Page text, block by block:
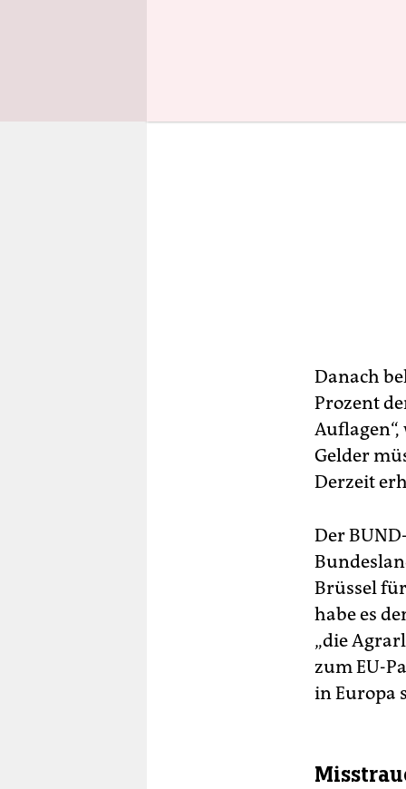
Danach
Prozent
Gelder
Derzeit
Der
Brüssel
habe es
„die
zum EU-
in Europa